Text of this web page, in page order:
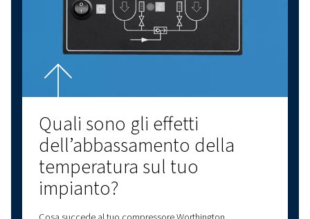
Cos’è un compressore oil-
free?
Un compressore oil-free può essere dotato di
vite o a pistoni. La sua particolarità consiste nel
aria priva di contaminazioni con olio.